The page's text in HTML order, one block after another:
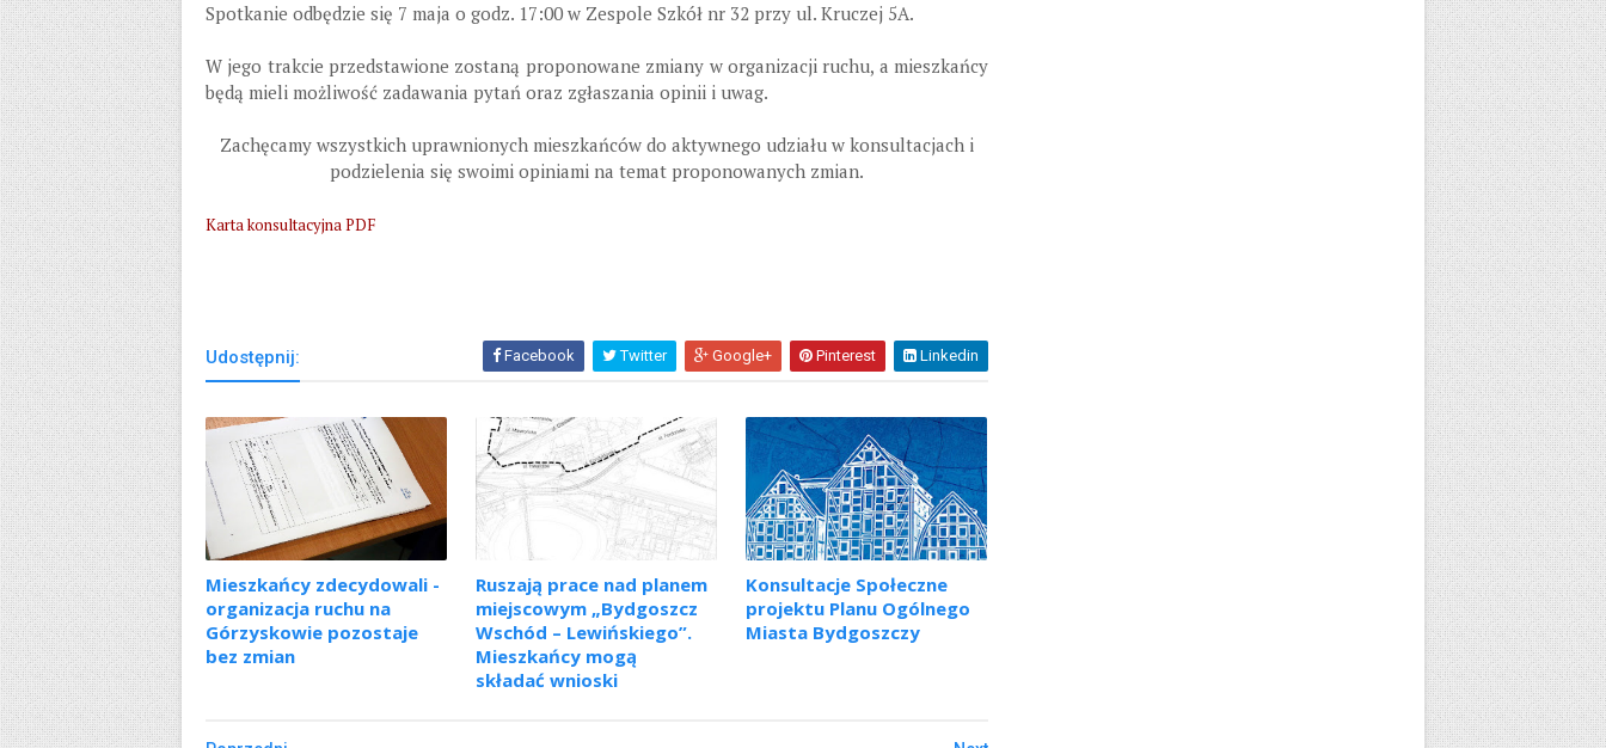
Spotkanie odbędzie się 7 maja o godz. 17:00 w Zespole Szkół nr 32 przy ul. Kruczej 5A.
W jego trakcie przedstawione zostaną proponowane zmiany w organizacji ruchu, a mieszkańcy
będą mieli możliwość zadawania pytań oraz zgłaszania opinii i uwag.
Zachęcamy wszystkich uprawnionych mieszkańców do aktywnego udziału w konsultacjach i
podzielenia się swoimi opiniami na temat proponowanych zmian.
Karta konsultacyjna PDF
Udostępnij: Facebook Twitter Google+ Pinterest Linkedin
Mieszkańcy zdecydowali -
organizacja ruchu na
Górzyskowie pozostaje
bez zmian
Ruszają prace nad planem
miejscowym „Bydgoszcz
Wschód – Lewińskiego”.
Mieszkańcy mogą
składać wnioski
Konsultacje Społeczne
projektu Planu Ogólnego
Miasta Bydgoszczy